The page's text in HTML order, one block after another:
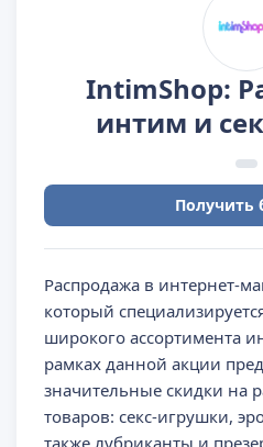
IntimShop:
интим и
Получить
Распродажа в интернет-
который
широкого ассортимента
рамках данной акции
значительные скидки на
товаров: секс-игрушки,
также лубриканты и